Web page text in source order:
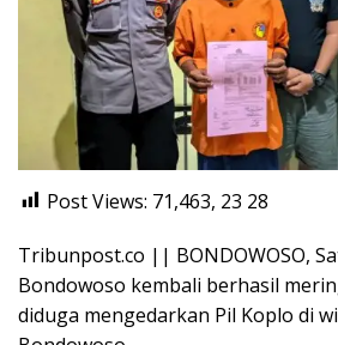
Post Views: 71,463, 23 28
Tribunpost.co || BONDOWOSO,
Bondowoso kembali berhasil
diduga mengedarkan Pil Koplo di